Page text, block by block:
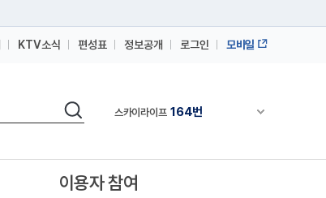
KTV소식 편성표 정보공개 로그인 모바일
검색 채널안내 펼쳐
스카이라이프 164번
스카이라이프 164번
이용자 참여